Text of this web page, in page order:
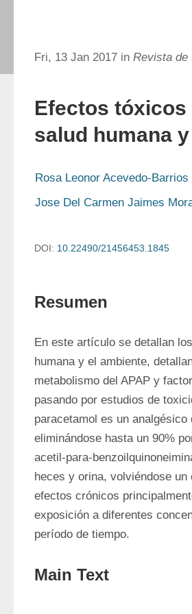
Fri, 13 Jan 2017 in Revista de
Efectos tóxicos
salud humana
Rosa Leonor Acevedo-Barrios
Jose Del Carmen Jaimes
DOI: 10.22490/21456453.1845
Resumen
En este artículo se detallan
humana y el ambiente,
metabolismo del APAP y
pasando por estudios de
paracetamol es un
eliminándose hasta un 90%
acetil-para-
heces y orina, volviéndose
efectos crónicos
exposición a diferentes
período de tiempo.
Main Text